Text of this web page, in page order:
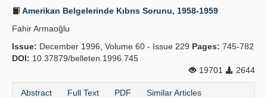
Amerikan Belgelerinde Kıbrıs Sorunu, 1958-1959
Fahir Armaoğlu
Issue: December 1996, Volume 60 - Issue 229 Pages: 745-782
DOI: 10.37879/belleten.1996.745
19701
2644
Abstract Full Text PDF Similar Articles